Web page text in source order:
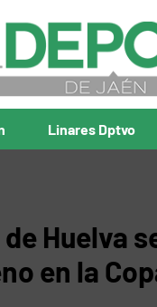
Linares Dptvo
Huelva
en la